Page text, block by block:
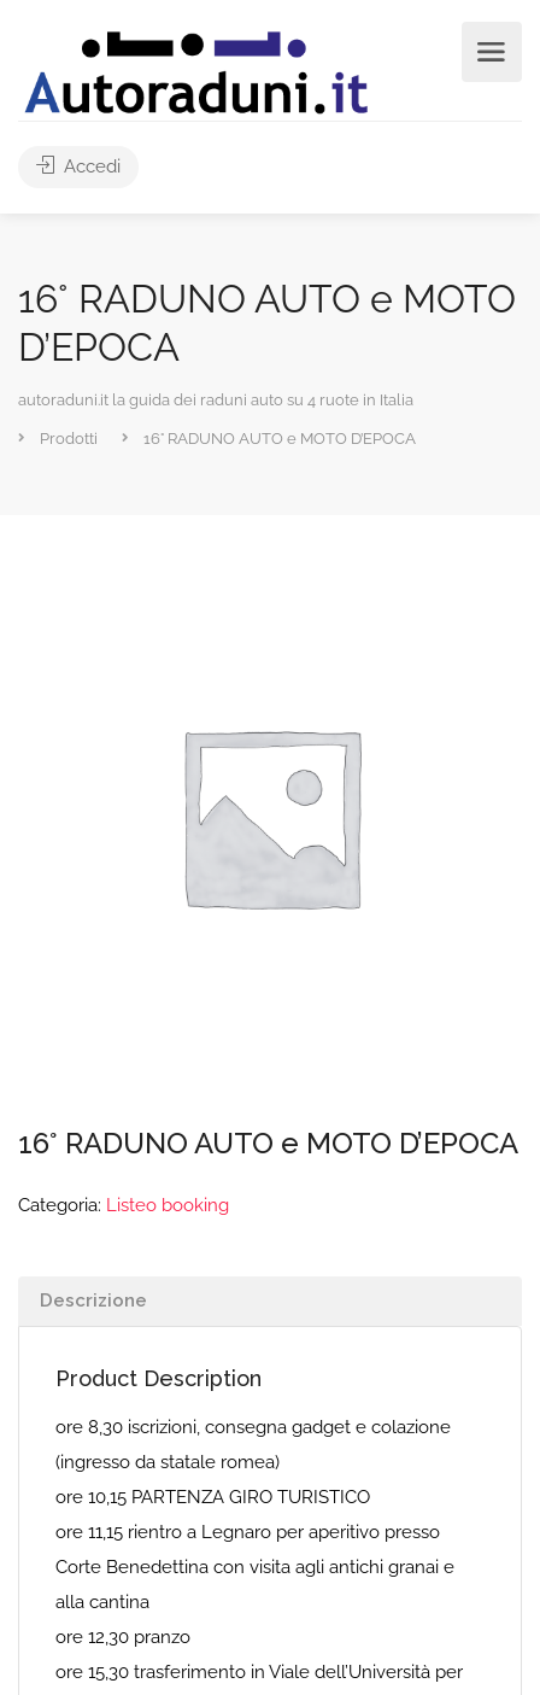
Accedi
16° RADUNO AUTO e MOTO
D’EPOCA
autoraduni.it la guida dei raduni auto su 4 ruote in Italia
Prodotti 16° RADUNO AUTO e MOTO D’EPOCA
16° RADUNO AUTO e MOTO D’EPOCA
Categoria: Listeo booking
Descrizione
Product Description
ore 8,30 iscrizioni, consegna gadget e colazione
(ingresso da statale romea)
ore 10,15 PARTENZA GIRO TURISTICO
ore 11,15 rientro a Legnaro per aperitivo presso
Corte Benedettina con visita agli antichi granai e
alla cantina
ore 12,30 pranzo
ore 15,30 trasferimento in Viale dell’Università per